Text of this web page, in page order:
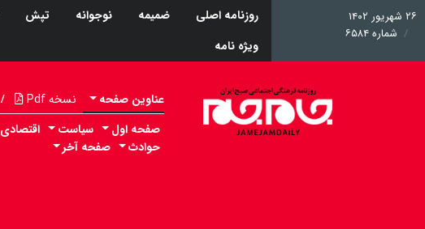
۲۶ شهریور ۱۴۰۲
شماره ۶۵۸۴
روزنامه اصلی ضمیمه نوجوانه تپش
ویژه نامه
عناوین صفحه نسخه Pdf /
صفحه اول سیاست اقتصادی
حوادث
صفحه آخر